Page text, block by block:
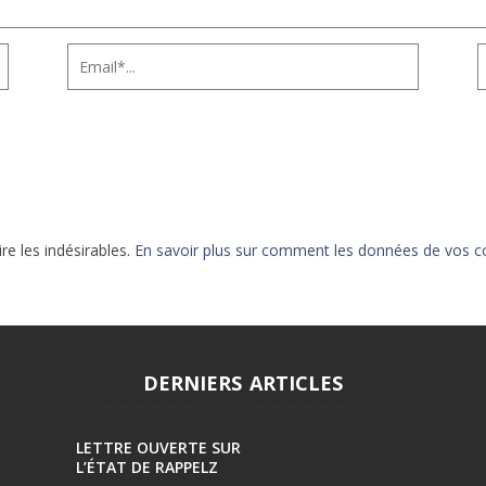
les indésirables. En savoir plus sur comment les données de vos
DERNIERS ARTICLES
LETTRE OUVERTE SUR
L’ÉTAT DE RAPPELZ